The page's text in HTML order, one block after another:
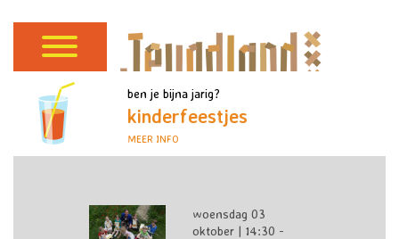
ben je bijna jarig?
kinderfeestjes
MEER INFO
woensdag 03
oktober | 14:30 -